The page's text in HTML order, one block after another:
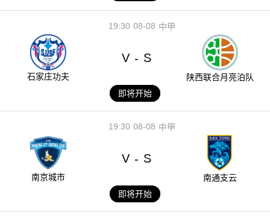
08-08
19:30 中甲
石家庄功夫
V - S
陕西联合月亮泊队
即将开始
08-08
19:30 中甲
南京城市
V - S
南通支云
即将开始